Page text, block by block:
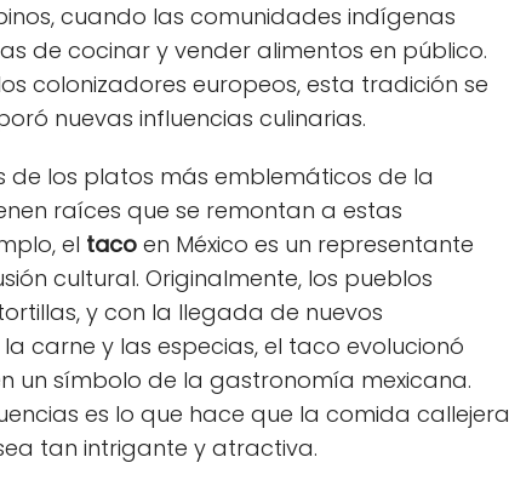
cuando las comunidades indígenas
de cocinar y vender alimentos en público.
colonizadores europeos, esta tradición se
nuevas influencias culinarias.
de los platos más emblemáticos de la
raíces que se remontan a estas
el taco en México es un representante
cultural. Originalmente, los pueblos
y con la llegada de nuevos
carne y las especias, el taco evolucionó
un símbolo de la gastronomía mexicana.
es lo que hace que la comida callejera
tan intrigante y atractiva.